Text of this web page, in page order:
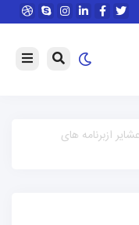
ازبرنامه های